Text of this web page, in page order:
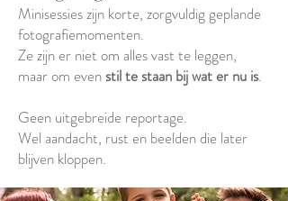
Minisessies zijn korte, zorgvuldig geplande
fotografiemomenten.
Ze zijn er niet om alles vast te leggen,
maar om even stil te staan bij wat er nu is.
Geen uitgebreide reportage.
Wel aandacht, rust en beelden die later
blijven kloppen.